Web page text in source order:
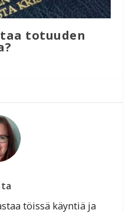
totuuden
töissä käyntiä ja